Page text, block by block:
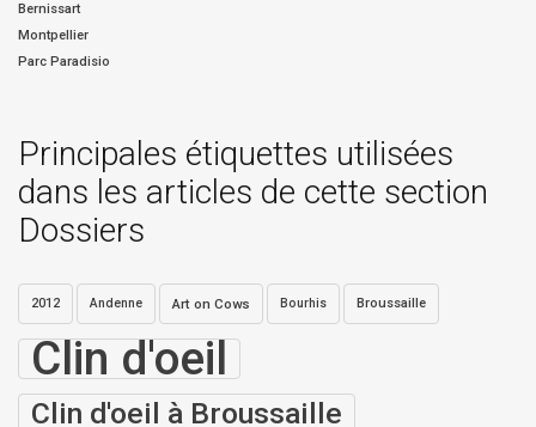
Bernissart
Montpellier
Parc Paradisio
Principales étiquettes utilisées
dans les articles de cette section
Dossiers
2012 Andenne Art on Cows Bourhis Broussaille
Clin d'oeil
Clin d'oeil à Broussaille